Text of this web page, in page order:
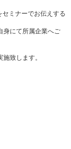
ミナーでお伝えする
にて所属企業へご
致します。